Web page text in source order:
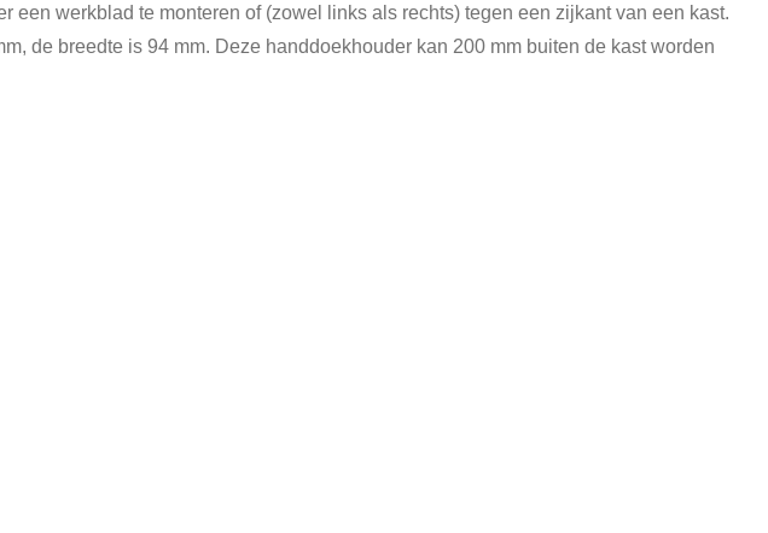
werkblad te monteren of (zowel links als rechts) tegen een zijkant van een kast.
de breedte is 94 mm. Deze handdoekhouder kan 200 mm buiten de kast worden